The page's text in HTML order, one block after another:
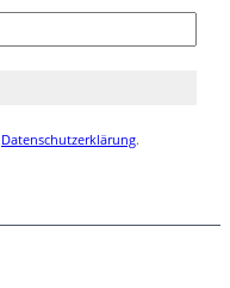
Datenschutzerklärung.